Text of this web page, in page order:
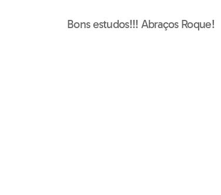
Bons estudos!!! Abraços Roque!